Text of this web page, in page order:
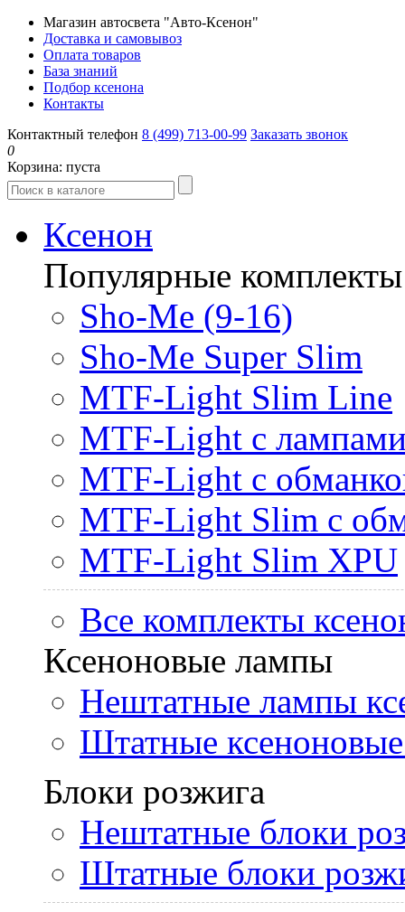
Магазин автосвета "Авто-Ксенон"
Доставка и самовывоз
Оплата товаров
База знаний
Подбор ксенона
Контакты
Контактный телефон 8 (499) 713-00-99 Заказать звонок
0
Корзина: пуста
Ксенон
Популярные комплекты
Sho-Me (9-16)
Sho-Me Super Slim
MTF-Light Slim Line
MTF-Light с
MTF-Light с
MTF-Light Slim с
MTF-Light Slim XPU
Все комплекты
Ксеноновые лампы
Нештатные лампы
Штатные
Блоки розжига
Нештатные блоки
Штатные блоки